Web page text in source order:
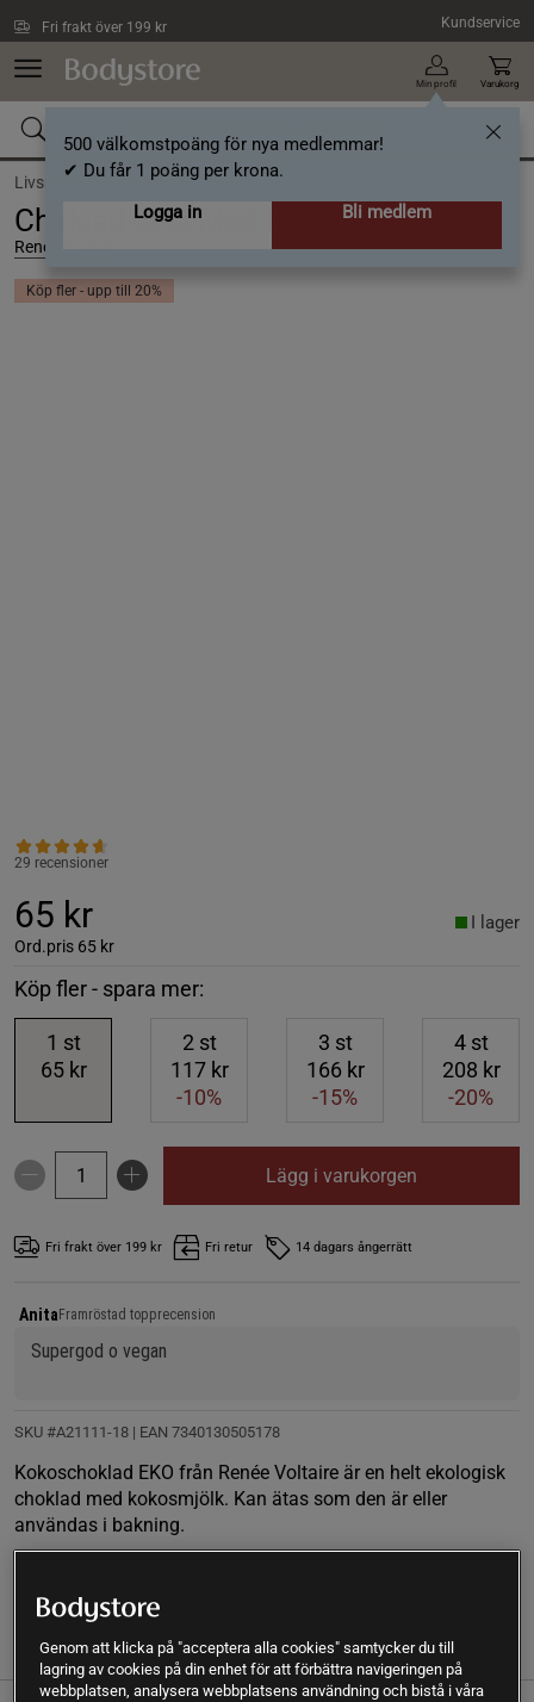
Fri frakt över 199 kr Kundservice
Min profil
500 välkomstpoäng för nya medlemmar!
✔ Du får 1 poäng per krona.
Logga in
Bli medlem
Varukorg
Livsmedel /Snacks och godis
Chokladkaka Med Kokosmjölk 80 g
Renée Voltaire
Köp fler - upp till 20%
29 recensioner
65 kr
Ord.pris 65 kr
I lager
Köp fler - spara mer:
1 st
65 kr
2 st
117 kr
-10%
3 st
166 kr
-15%
4st
208 kr
-20%
Lägg i varukorgen
Fri frakt över 199 kr Fri retur 14 dagars ångerrätt
AnitaFramröstad topprecension
Supergod o vegan
SKU #A21111-18 | EAN 7340130505178
Kokoschoklad EKO från Renée Voltaire är en helt ekologisk
choklad med kokosmjölk. Kan ätas som den är eller
användas i bakning.
Information Recensioner(29) Näring & Ingredienser
Genom att klicka på "acceptera alla cookies" samtycker du till
lagring av cookies på din enhet för att förbättra navigeringen på
webbplatsen, analysera webbplatsens användning och bistå i våra